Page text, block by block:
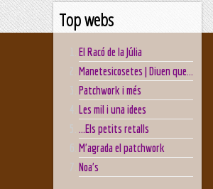
Top webs
El Racó de la Júlia
Manetesicosetes | Diuen que...
Patchwork i més
Les mil i una idees
...Els petits retalls
M'agrada el patchwork
Noa's